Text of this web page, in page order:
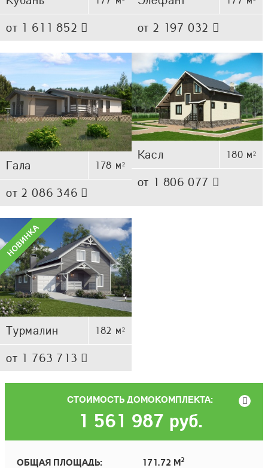
от 1 611 852 от 2 197 032
Гала 178 м²
от 2 086 346
Касл 180 м²
от 1 806 077
Турмалин 182 м²
от 1 763 713
СТОИМОСТЬ ДОМОКОМПЛЕКТА:
1 561 987 руб.
ОБЩАЯ ПЛОЩАДЬ: 171.72 М2